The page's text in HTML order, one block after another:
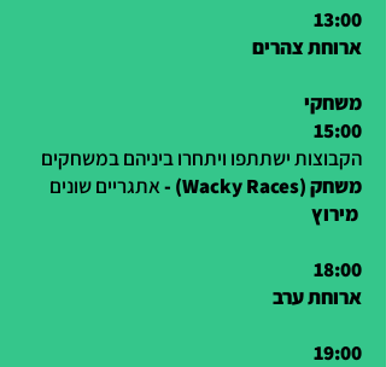
13:00
ארוחת צהרים
משחקי
15:00
הקבוצות ישתתפו ויתחרו ביניהם במשחקים
אתגריים שונים- (Wacky Races) משחק
מירוץ
18:00
ארוחת ערב
19:00